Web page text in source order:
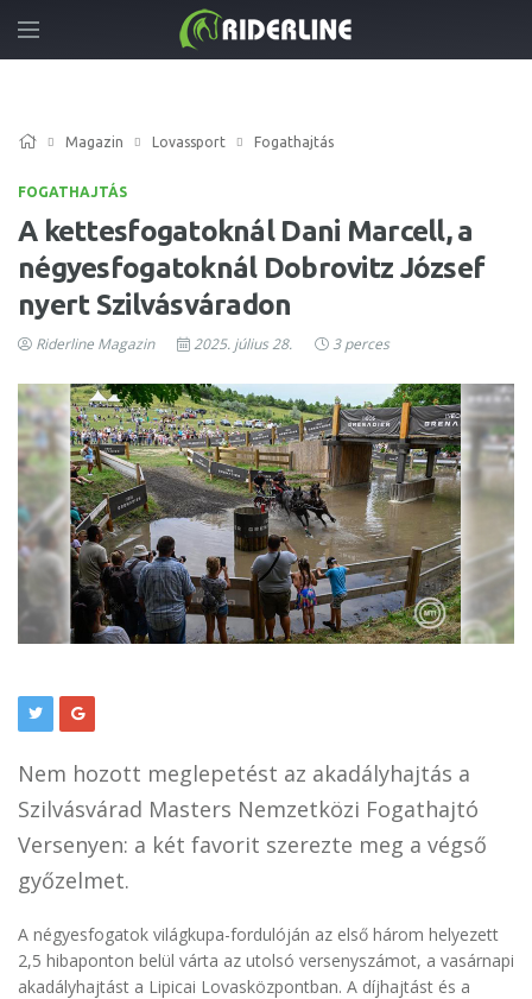
Magazin Lovassport Fogathajtás
FOGATHAJTÁS
A kettesfogatoknál Dani Marcell, a
négyesfogatoknál Dobrovitz József
nyert Szilvásváradon
Riderline Magazin 2025. július 28. 3 perces
Nem hozott meglepetést az akadályhajtás a
Szilvásvárad Masters Nemzetközi Fogathajtó
Versenyen: a két favorit szerezte meg a végső
győzelmet.
A négyesfogatok világkupa-fordulóján az első három helyezett
2,5 hibaponton belül várta az utolsó versenyszámot, a vasárnapi
akadályhajtást a Lipicai Lovasközpontban. A díjhajtást és a